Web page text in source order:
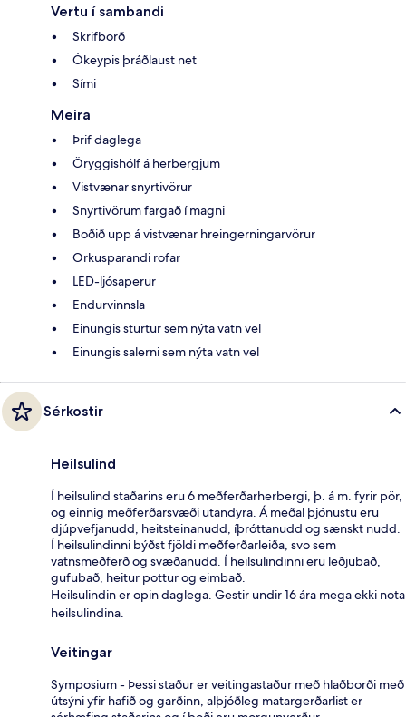
Vertu í sambandi
Skrifborð
Ókeypis þráðlaust net
Sími
Meira
Þrif daglega
Öryggishólf á herbergjum
Vistvænar snyrtivörur
Snyrtivörum fargað í magni
Boðið upp á vistvænar hreingerningarvörur
Orkusparandi rofar
LED-ljósaperur
Endurvinnsla
Einungis sturtur sem nýta vatn vel
Einungis salerni sem nýta vatn vel
Sérkostir
Heilsulind
Í heilsulind staðarins eru 6 meðferðarherbergi, þ. á m. fyrir pör,
og einnig meðferðarsvæði utandyra. Á meðal þjónustu eru
djúpvefjanudd, heitsteinanudd, íþróttanudd og sænskt nudd.
Í heilsulindinni býðst fjöldi meðferðarleiða, svo sem
vatnsmeðferð og svæðanudd. Í heilsulindinni eru leðjubað,
gufubað, heitur pottur og eimbað.
Heilsulindin er opin daglega. Gestir undir 16 ára mega ekki nota
heilsulindina.
Veitingar
Symposium - Þessi staður er veitingastaður með hlaðborði með
útsýni yfir hafið og garðinn, alþjóðleg matargerðarlist er